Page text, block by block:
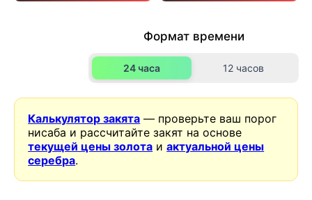
Формат времени
24 часа 12 часов
Калькулятор закята — проверьте ваш порог
нисаба и рассчитайте закят на основе
текущей цены золота иактуальной цены
серебра.